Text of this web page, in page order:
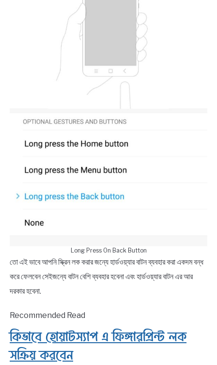
Long Press On Back Button
তো এই ভাবে আপনি স্ক্রিন লক করার জন্যে হার্ডওয়্যার বাটন ব্যবহার করা একদম বন্ধ
করে ফেলবেন সেইজন্যে বাটন বেশি ব্যবহার হবেনা এবং হার্ডওয়্যার বাটন এর আর
দরকার হবেনা.
Recommended Read
কিভাবে হোয়াটস্যাপ এ ফিঙ্গারপ্রিন্ট লক
সক্রিয় করবেন